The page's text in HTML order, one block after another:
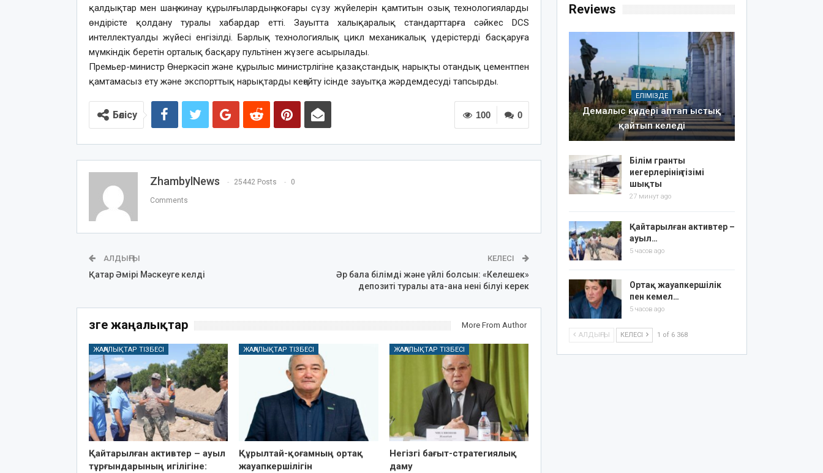
қалдықтар мен шаң жинау құрылғылардың жоғары сүзу жүйелерін қамтитын озық технологияларды
өндірісте қолдану туралы хабардар етті. Зауытта халықаралық стандарттарға сәйкес DCS
интеллектуалды жүйесі енгізілді. Барлық технологиялық цикл механикалық үдерістерді басқаруға
мүмкіндік беретін орталық басқару пультінен жүзеге асырылады.
Премьер-министр Өнеркәсіп және құрылыс министрлігіне қазақстандық нарықты отандық цементпен
қамтамасыз ету және экспорттық нарықтарды кеңейту ісінде зауытқа жәрдемдесуді тапсырды.
0
100
Бөлісу
ZhambylNews 25442 Posts 0
Comments
АЛДЫҢҒЫ
Қатар Әмірі Мәскеуге келді
КЕЛЕСІ
Әр бала білімді және үйлі болсын: «Келешек»
депозиті туралы ата-ана нені білуі керек
Өзге жаңалықтар More From Author
ЖАҢАЛЫҚТАР ТІЗБЕСІ
Қайтарылған активтер – ауыл
тұрғындарының игілігіне:
ЖАҢАЛЫҚТАР ТІЗБЕСІ
Құрылтай-қоғамның ортақ
жауапкершілігін
ЖАҢАЛЫҚТАР ТІЗБЕСІ
Негізгі бағыт-стратегиялық
даму
Reviews
ЕЛІМІЗДЕ
Демалыс күндері аптап ыстық
қайтып келеді
Білім гранты
иегерлерінің тізімі
шықты
27 минут ago
Қайтарылған активтер –
ауыл…
5 часов ago
Ортақ жауапкершілік
пен кемел…
5 часов ago
АЛДЫҢҒЫ КЕЛЕСІ 1 of 6 368